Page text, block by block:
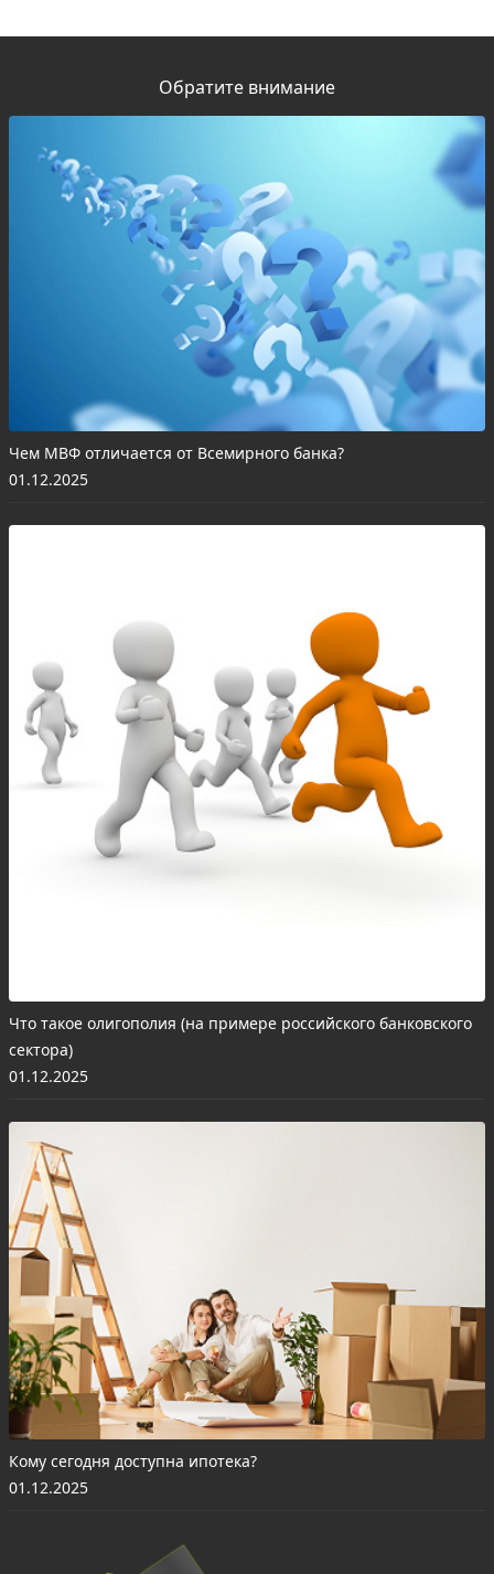
Обратите внимание
Чем МВФ отличается от Всемирного банка?
01.12.2025
Что такое олигополия (на примере российского банковского
сектора)
01.12.2025
Кому сегодня доступна ипотека?
01.12.2025